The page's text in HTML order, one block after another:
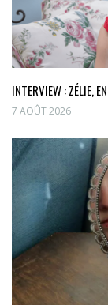
INTERVIEW : ZÉLIE,
7 AOÛT 2026